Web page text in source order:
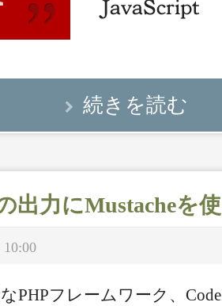
続きを読む
出力にMustacheを
PHPフレームワーク、